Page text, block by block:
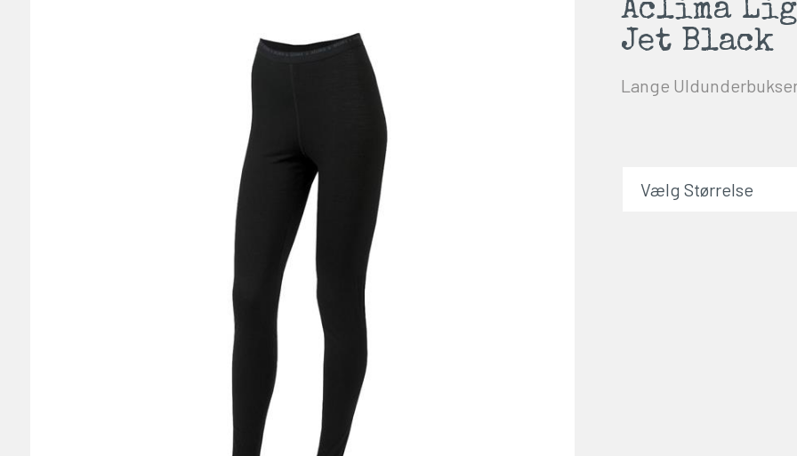
Aclima
Jet Black
Lange